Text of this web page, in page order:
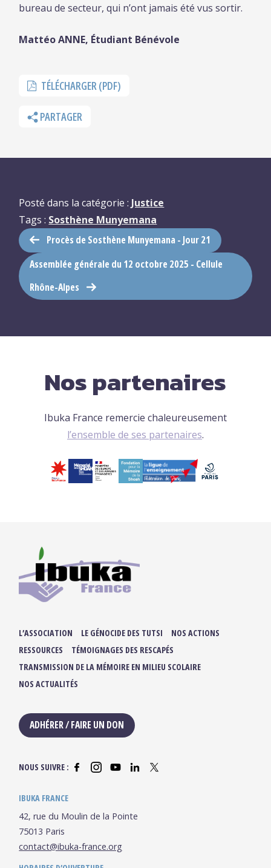
bureau de secteur, qui n’ont jamais été vus sortir.
Mattéo ANNE, Étudiant Bénévole
TÉLÉCHARGER (PDF)
PARTAGER
Posté dans la catégorie : Justice
Tags : Sosthène Munyemana
Procès de Sosthène Munyemana - Jour 21
Assemblée générale du 12 octobre 2025 - Cellule
Rhône-Alpes
Nos partenaires
Ibuka France remercie chaleureusement
l’ensemble de ses partenaires.
L’ASSOCIATION LE GÉNOCIDE DES TUTSI
NOS ACTIONS
RESSOURCES
TÉMOIGNAGES DES RESCAPÉS
TRANSMISSION DE LA MÉMOIRE EN MILIEU SCOLAIRE
NOS ACTUALITÉS
ADHÉRER / FAIRE UN DON
NOUS SUIVRE :
IBUKA FRANCE
42, rue du Moulin de la Pointe
75013 Paris
contact@ibuka-france.org